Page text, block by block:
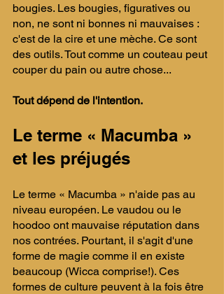
bougies. ​Les bougies, figuratives ou
non, ne sont ni bonnes ni mauvaises :
c'est de la cire et une mèche. Ce sont
des outils. Tout comme un couteau peut
couper du pain ou autre chose... ​
Tout dépend de l'intention. ​
Le terme « Macumba »
et les préjugés
​Le terme « Macumba » n'aide pas au
niveau européen. Le vaudou ou le
hoodoo ont mauvaise réputation dans
nos contrées. Pourtant, il s'agit d'une
forme de magie comme il en existe
beaucoup (Wicca comprise!). ​Ces
formes de culture peuvent à la fois être